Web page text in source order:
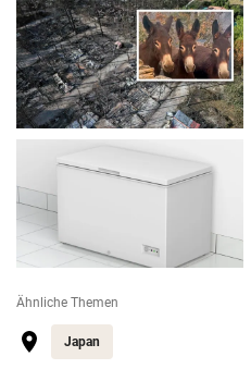
Ähnliche Themen
Japan